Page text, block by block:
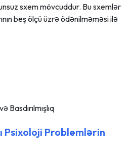
sxem mövcuddur. Bu sxemlər
beş ölçü üzrə ödənilməməsi ilə
Basdırılmışlıq
Psixoloji Problemlərin